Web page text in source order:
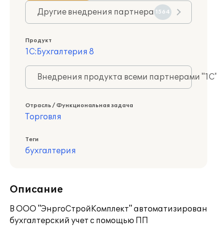
Другие внедрения партнера 1564
Продукт
1С:Бухгалтерия 8
Внедрения продукта всеми партнерами
Отрасль / Функциональная задача
Торговля
Теги
бухгалтерия
Описание
В ООО "ЭнргоСтройКомплект" автоматизирован
бухгалтерский учет с помощью ПП